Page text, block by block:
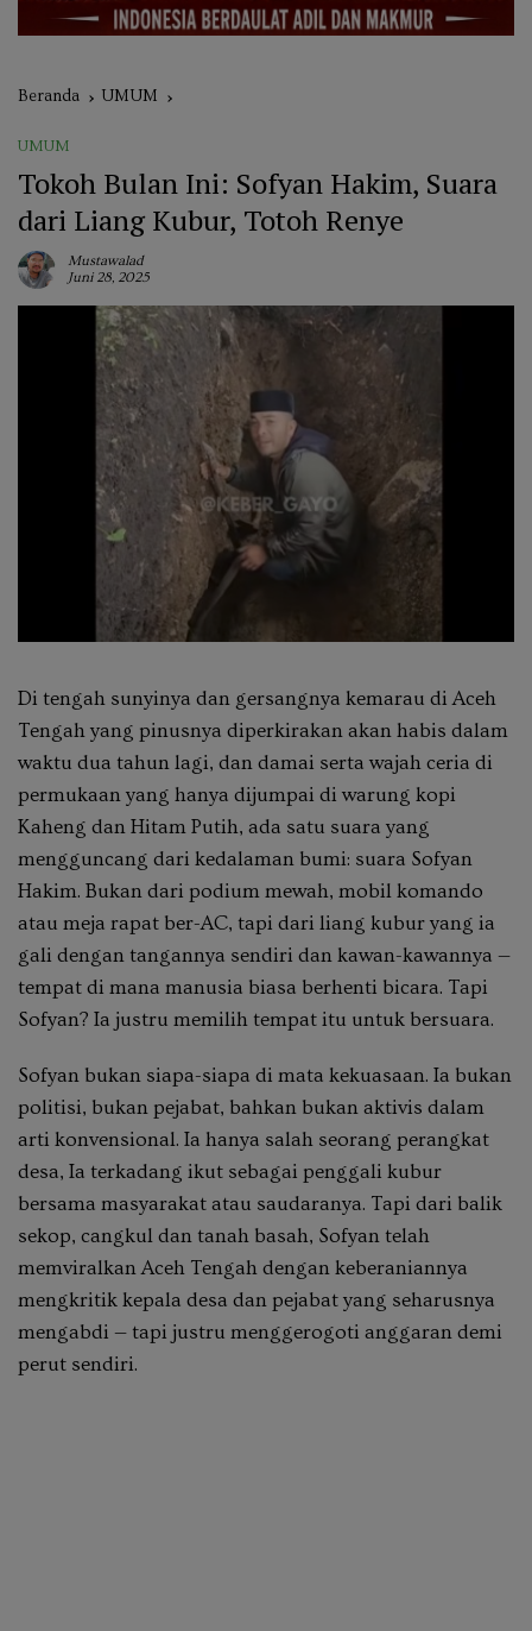
Beranda UMUM
UMUM
Tokoh Bulan Ini: Sofyan Hakim, Suara
dari Liang Kubur, Totoh Renye
Mustawalad
Juni 28, 2025
Di tengah sunyinya dan gersangnya kemarau di Aceh
Tengah yang pinusnya diperkirakan akan habis dalam
waktu dua tahun lagi, dan damai serta wajah ceria di
permukaan yang hanya dijumpai di warung kopi
Kaheng dan Hitam Putih, ada satu suara yang
mengguncang dari kedalaman bumi: suara Sofyan
Hakim. Bukan dari podium mewah, mobil komando
atau meja rapat ber-AC, tapi dari liang kubur yang ia
gali dengan tangannya sendiri dan kawan-kawannya —
tempat di mana manusia biasa berhenti bicara. Tapi
Sofyan? Ia justru memilih tempat itu untuk bersuara.
Sofyan bukan siapa-siapa di mata kekuasaan. Ia bukan
politisi, bukan pejabat, bahkan bukan aktivis dalam
arti konvensional. Ia hanya salah seorang perangkat
desa, Ia terkadang ikut sebagai penggali kubur
bersama masyarakat atau saudaranya. Tapi dari balik
sekop, cangkul dan tanah basah, Sofyan telah
memviralkan Aceh Tengah dengan keberaniannya
mengkritik kepala desa dan pejabat yang seharusnya
mengabdi — tapi justru menggerogoti anggaran demi
perut sendiri.